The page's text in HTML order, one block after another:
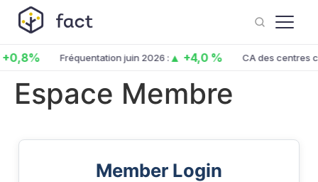
Fréquentation juin 2026 :▲ +4,0 % CA des centres
Espace Membre
Member Login